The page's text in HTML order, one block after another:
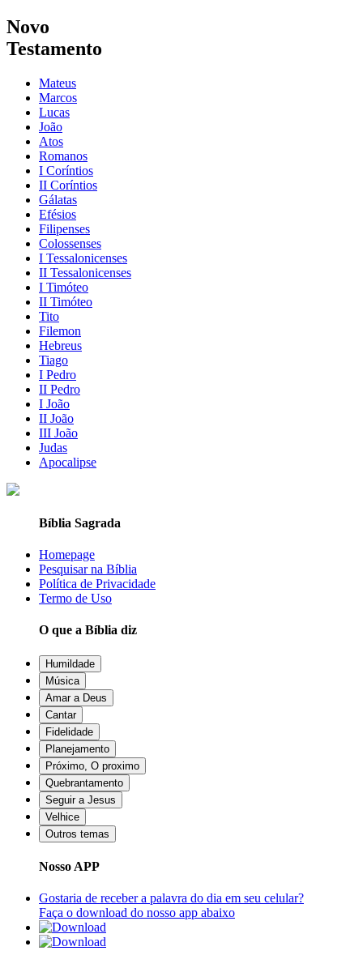
Novo
Testamento
Mateus
Marcos
Lucas
João
Atos
Romanos
I Coríntios
II Coríntios
Gálatas
Efésios
Filipenses
Colossenses
I Tessalonicenses
II Tessalonicenses
I Timóteo
II Timóteo
Tito
Filemon
Hebreus
Tiago
I Pedro
II Pedro
I João
II João
III João
Judas
Apocalipse
Bíblia Sagrada
Homepage
Pesquisar na Bíblia
Política de Privacidade
Termo de Uso
O que a Bíblia diz
Humildade
Música
Amar a Deus
Cantar
Fidelidade
Planejamento
Próximo, O proximo
Quebrantamento
Seguir a Jesus
Velhice
Outros temas
Nosso APP
Gostaria de receber a palavra do dia em seu celular?
Faça o download do nosso app abaixo